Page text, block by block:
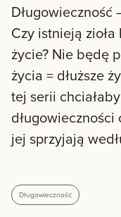
Czy istnieją
życie? Nie będę
życia = dłuższe
tej serii
długowieczności
jej sprzyjają
Długowieczność